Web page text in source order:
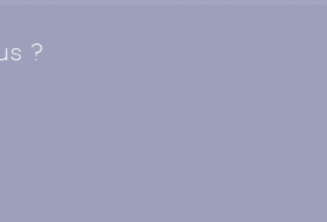
?